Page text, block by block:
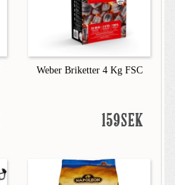
Weber Briketter 4 Kg FSC
159SEK